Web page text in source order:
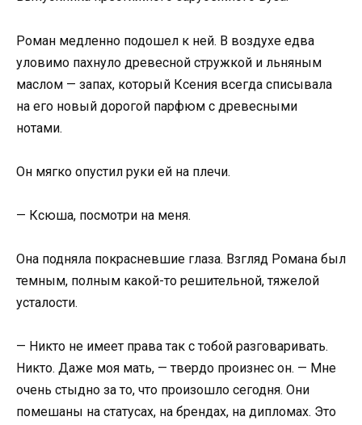
Роман медленно подошел к ней. В воздухе едва
уловимо пахнуло древесной стружкой и льняным
маслом — запах, который Ксения всегда списывала
на его новый дорогой парфюм с древесными
нотами.
Он мягко опустил руки ей на плечи.
— Ксюша, посмотри на меня.
Она подняла покрасневшие глаза. Взгляд Романа был
темным, полным какой-то решительной, тяжелой
усталости.
— Никто не имеет права так с тобой разговаривать.
Никто. Даже моя мать, — твердо произнес он. — Мне
очень стыдно за то, что произошло сегодня. Они
помешаны на статусах, на брендах, на дипломах. Это